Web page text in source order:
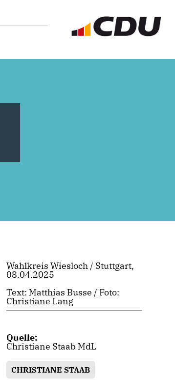
Wahlkreis Wiesloch / Stuttgart,
08.04.2025
Text: Matthias Busse / Foto:
Christiane Lang
Quelle:
Christiane Staab MdL
CHRISTIANE STAAB